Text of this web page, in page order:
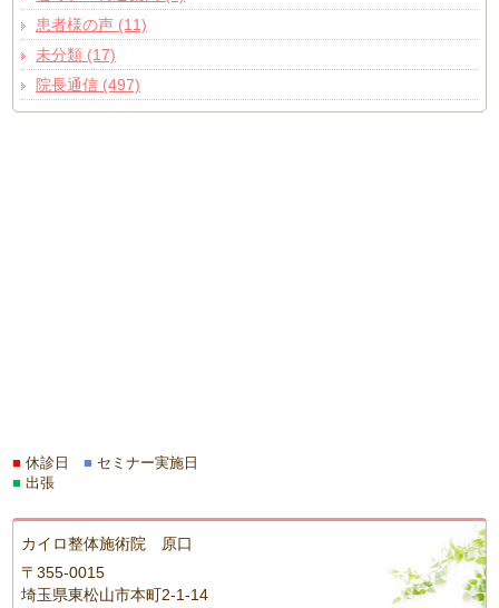
患者様の声 (11)
未分類 (17)
院長通信 (497)
■ 休診日■ セミナー実施日
■ 出張
カイロ整体施術院 原口
〒355-0015
埼玉県東松山市本町2-1-14